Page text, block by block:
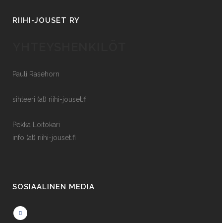
RIIHI-JOUSET RY
Pauli Rasehorn
sihteeri (at) riihi-jouset.fi
Pekka Loitokari
info (at) riihi-jouset.fi
SOSIAALINEN MEDIA